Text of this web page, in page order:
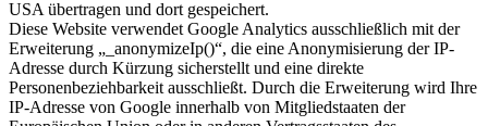
USA übertragen und dort gespeichert.
Diese Website verwendet Google Analytics ausschließlich mit der
Erweiterung „_anonymizeIp()“, die eine Anonymisierung der IP-
Adresse durch Kürzung sicherstellt und eine direkte
Personenbeziehbarkeit ausschließt. Durch die Erweiterung wird Ihre
IP-Adresse von Google innerhalb von Mitgliedstaaten der